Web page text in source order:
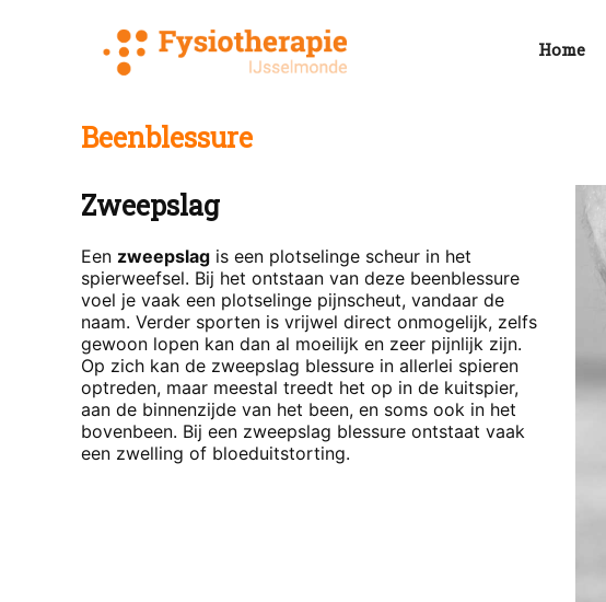
Home
Beenblessure
Zweepslag
Een zweepslagis een plotselinge scheur in het
spierweefsel. Bij het ontstaan van deze beenblessure
voel je vaak een plotselinge pijnscheut, vandaar de
naam. Verder sporten is vrijwel direct onmogelijk, zelfs
gewoon lopen kan dan al moeilijk en zeer pijnlijk zijn.
Op zich kan de zweepslag blessure in allerlei spieren
optreden, maar meestal treedt het op in de kuitspier,
aan de binnenzijde van het been, en soms ook in het
bovenbeen. Bij een zweepslag blessure ontstaat vaak
een zwelling of bloeduitstorting.